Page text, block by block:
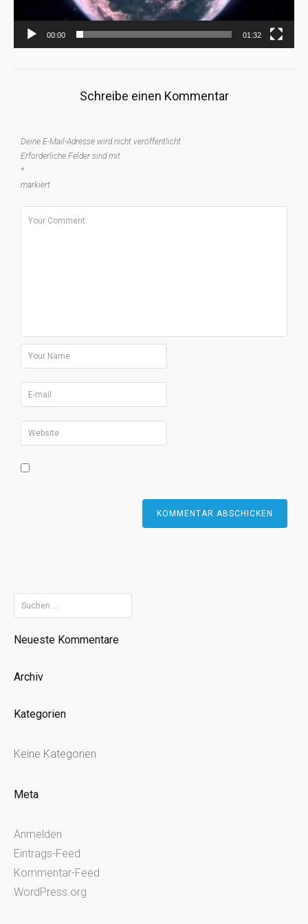
00:00 01:32
Schreibe einen Kommentar
Deine E-Mail-Adresse wird nicht veröffentlicht.
Erforderliche Felder sind mit
*
markiert
Suchen
nach:
Neueste Kommentare
Archiv
Kategorien
Keine Kategorien
Meta
Anmelden
Eintrags-Feed
Kommentar-Feed
WordPress.org